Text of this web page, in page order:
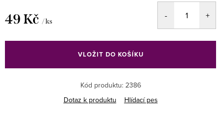
49 Kč / ks
cena:
VLOŽIT DO KOŠÍKU
Kód produktu: 2386
Dotaz k produktu
Hlídací pes